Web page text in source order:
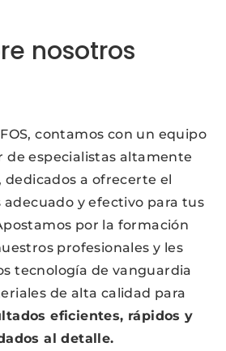
nosotros
contamos con un equipo
de especialistas altamente
dedicados a ofrecerte el
y efectivo para tus
por la formación
profesionales y les
tecnología de vanguardia
de alta calidad para
eficientes, rápidos y
al detalle.